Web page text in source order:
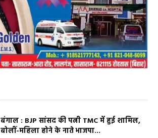
बंगाल : BJP सांसद की पत्नी TMC में हुई शामिल,
बोलीं-महिला होने के नाते भाजपा...